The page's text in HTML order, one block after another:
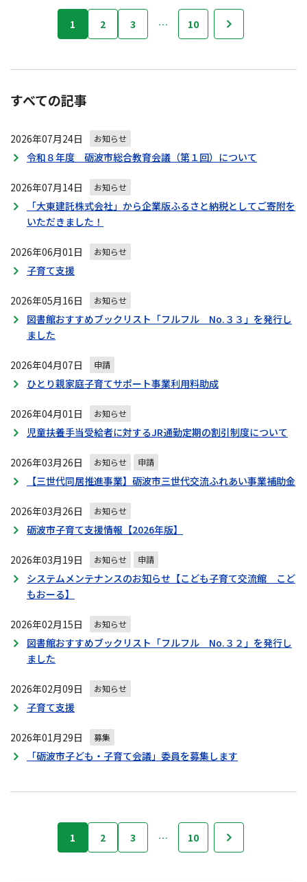
ナ
ビ
ー
シ
ン
1 2 3 … 10
すべての記事
2026年07月24日 お知らせ
令和８年度 砺波市総合教育会議（第１回）について
2026年07月14日 お知らせ
「大東建託株式会社」から企業版ふるさと納税としてご寄附を
いただきました！
2026年06月01日 お知らせ
子育て支援
2026年05月16日 お知らせ
図書館おすすめブックリスト「フルフル No.３３」を発行し
ました
2026年04月07日 申請
ひとり親家庭子育てサポート事業利用料助成
2026年04月01日 お知らせ
児童扶養手当受給者に対するJR通勤定期の割引制度について
2026年03月26日 お知らせ 申請
【三世代同居推進事業】砺波市三世代交流ふれあい事業補助金
2026年03月26日 お知らせ
砺波市子育て支援情報【2026年版】
2026年03月19日 お知らせ 申請
システムメンテナンスのお知らせ【こども子育て交流館 こど
もおーる】
2026年02月15日 お知らせ
図書館おすすめブックリスト「フルフル No.３２」を発行し
ました
2026年02月09日 お知らせ
子育て支援
2026年01月29日 募集
「砺波市子ども・子育て会議」委員を募集します
1 2 3 … 10